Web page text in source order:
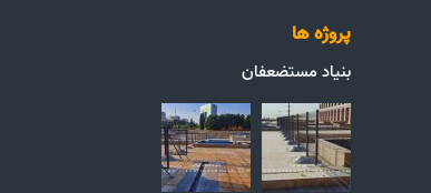
پروژه ها
بنیاد مستضعفان